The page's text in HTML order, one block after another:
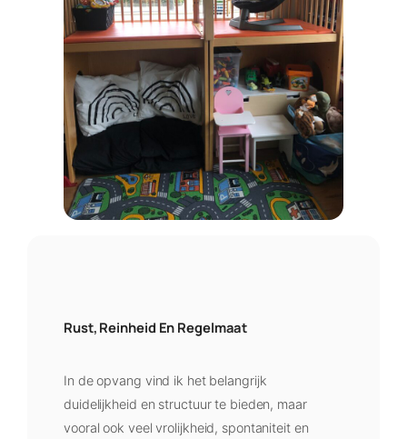
Rust, Reinheid En Regelmaat
In de opvang vind ik het belangrijk
duidelijkheid en structuur te bieden, maar
vooral ook veel vrolijkheid, spontaniteit en